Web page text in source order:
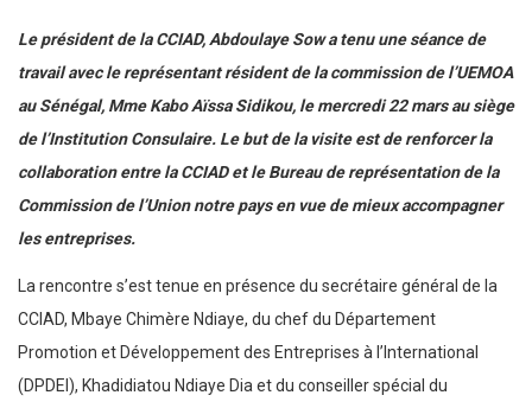
Le président de la CCIAD, Abdoulaye Sow a tenu une séance de
travail avec le représentant résident de la commission de l’UEMOA
au Sénégal, Mme Kabo Aïssa Sidikou, le mercredi 22 mars au siège
de l’Institution Consulaire. Le but de la visite est de renforcer la
collaboration entre la CCIAD et le Bureau de représentation de la
Commission de l’Union notre pays en vue de mieux accompagner
les entreprises.
La rencontre s’est tenue en présence du secrétaire général de la
CCIAD, Mbaye Chimère Ndiaye, du chef du Département
Promotion et Développement des Entreprises à l’International
(DPDEI), Khadidiatou Ndiaye Dia et du conseiller spécial du